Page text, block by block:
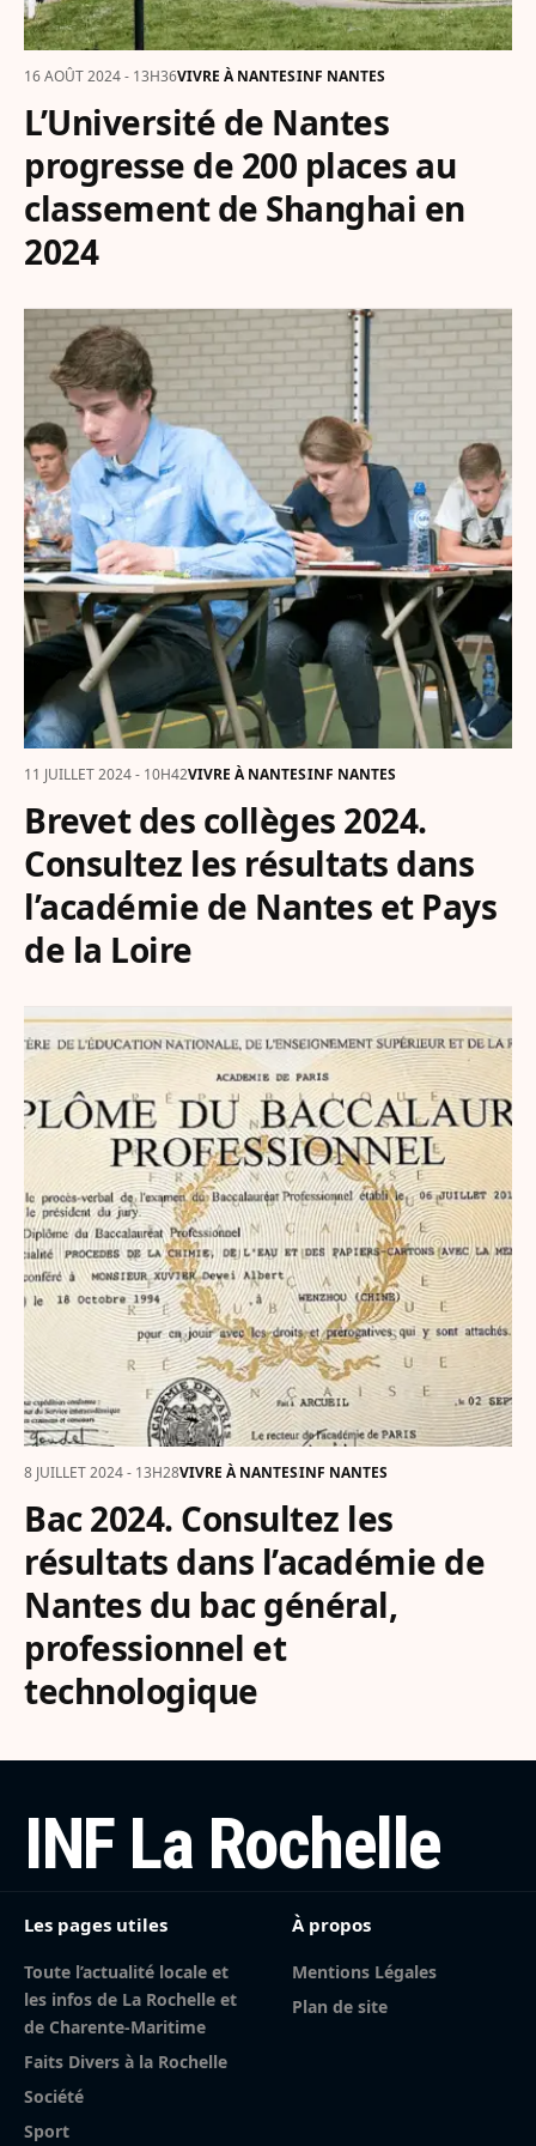
16 AOÛT 2024 - 13H36VIVRE À NANTESINF NANTES
L’Université de Nantes
progresse de 200 places au
classement de Shanghai en
2024
11 JUILLET 2024 - 10H42VIVRE À NANTESINF NANTES
Brevet des collèges 2024.
Consultez les résultats dans
l’académie de Nantes et Pays
de la Loire
8 JUILLET 2024 - 13H28VIVRE À NANTESINF NANTES
Bac 2024. Consultez les
résultats dans l’académie de
Nantes du bac général,
professionnel et
technologique
INF La Rochelle
Les pages utiles
Toute l’actualité locale et
les infos de La Rochelle et
de Charente-Maritime
Faits Divers à la Rochelle
Société
Sport
À propos
Mentions Légales
Plan de site